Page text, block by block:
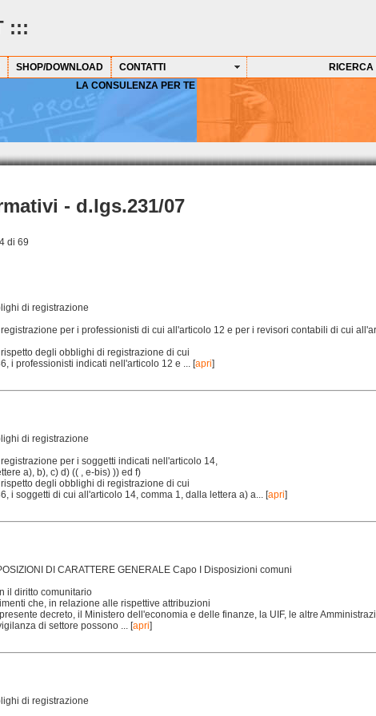
:::
SHOP/DOWNLOAD CONTATTI
LA CONSULENZA PER TE
- d.lgs.231/07
di 69
di registrazione
per i professionisti di cui all'articolo 12 e per i revisori contabili di cui
degli obblighi di registrazione di cui
i professionisti indicati nell'articolo 12 e ... [apri]
di registrazione
per i soggetti indicati nell'articolo 14,
a), b), c) d) (( , e-bis) )) ed f)
degli obblighi di registrazione di cui
i soggetti di cui all'articolo 14, comma 1, dalla lettera a) a... [apri]
DI CARATTERE GENERALE Capo I Disposizioni comuni
il diritto comunitario
che, in relazione alle rispettive attribuzioni
decreto, il Ministero dell'economia e delle finanze, la UIF, le altre
di settore possono ... [apri]
di registrazione